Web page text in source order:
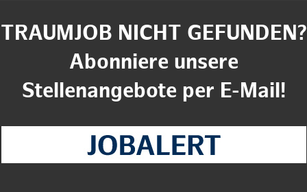
TRAUMJOB NICHT GEFUNDEN?
Abonniere unsere
Stellenangebote per E-Mail!